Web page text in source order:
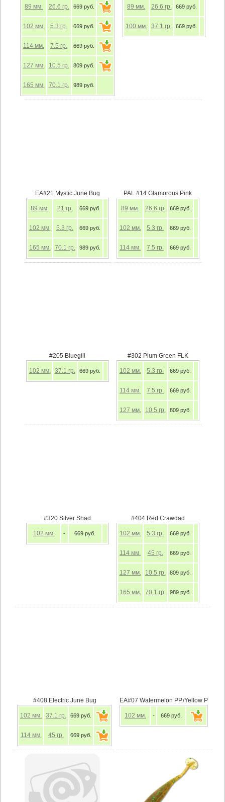
89 мм. 26.6 гр. 669 руб.
102 мм. 5.3 гр. 669 руб.
114 мм. 7.5 гр. 669 руб.
127 мм. 10.5 гр. 809 руб.
165 мм. 70.1 гр. 989 руб.
89 мм. 26.6 гр. 669 руб.
100 мм. 37.1 гр. 669 руб.
EA#21 Mystic June Bug
89 мм. 21 гр. 669 руб.
102 мм. 5.3 гр. 669 руб.
165 мм. 70.1 гр. 989 руб.
PAL #14 Glamorous Pink
89 мм. 26.6 гр. 669 руб.
102 мм. 5.3 гр. 669 руб.
114 мм. 7.5 гр. 669 руб.
#205 Bluegill
102 мм. 37.1 гр. 669 руб.
#302 Plum Green FLK
102 мм. 5.3 гр. 669 руб.
114 мм. 7.5 гр. 669 руб.
127 мм. 10.5 гр. 809 руб.
#320 Silver Shad
102 мм. - 669 руб.
#404 Red Crawdad
102 мм. 5.3 гр. 669 руб.
114 мм. 45 гр. 669 руб.
127 мм. 10.5 гр. 809 руб.
165 мм. 70.1 гр. 989 руб.
#408 Electric June Bug
102 мм. 37.1 гр. 669 руб.
114 мм. 45 гр. 669 руб.
EA#07 Watermelon PP./Yellow P
102 мм. - 669 руб.